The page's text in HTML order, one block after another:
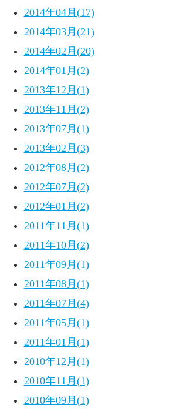
2014年04月(17)
2014年03月(21)
2014年02月(20)
2014年01月(2)
2013年12月(1)
2013年11月(2)
2013年07月(1)
2013年02月(3)
2012年08月(2)
2012年07月(2)
2012年01月(2)
2011年11月(1)
2011年10月(2)
2011年09月(1)
2011年08月(1)
2011年07月(4)
2011年05月(1)
2011年01月(1)
2010年12月(1)
2010年11月(1)
2010年09月(1)